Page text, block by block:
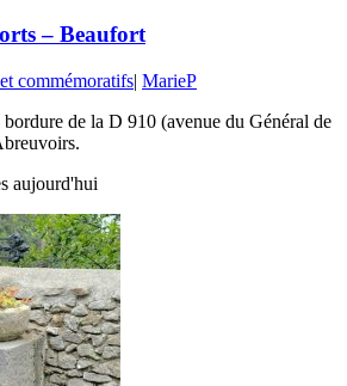
– Beaufort
commémoratifs| MarieP
de la D 910 (avenue du Général de
aujourd'hui